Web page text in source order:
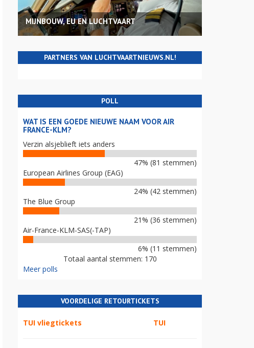
MIJNBOUW, EU EN LUCHTVAART
PARTNERS VAN LUCHTVAARTNIEUWS.NL!
POLL
WAT IS EEN GOEDE NIEUWE NAAM VOOR AIR
FRANCE-KLM?
Verzin alsjeblieft iets anders
47% (81 stemmen)
European Airlines Group (EAG)
24% (42 stemmen)
The Blue Group
21% (36 stemmen)
Air-France-KLM-SAS(-TAP)
6% (11 stemmen)
Totaal aantal stemmen: 170
Meer polls
VOORDELIGE RETOURTICKETS
TUI vliegtickets TUI